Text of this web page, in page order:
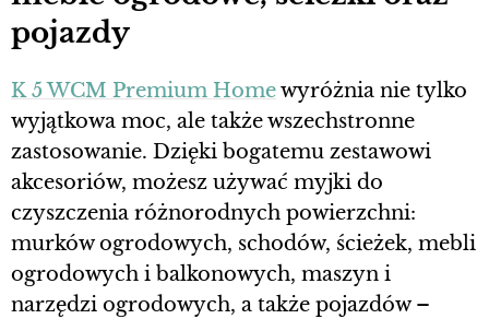
pojazdy
K 5 WCM Premium Homewyróżnia nie tylko
wyjątkowa moc, ale także wszechstronne
zastosowanie. Dzięki bogatemu zestawowi
akcesoriów, możesz używać myjki do
czyszczenia różnorodnych powierzchni:
murków ogrodowych, schodów, ścieżek, mebli
ogrodowych i balkonowych, maszyn i
narzędzi ogrodowych, a także pojazdów –